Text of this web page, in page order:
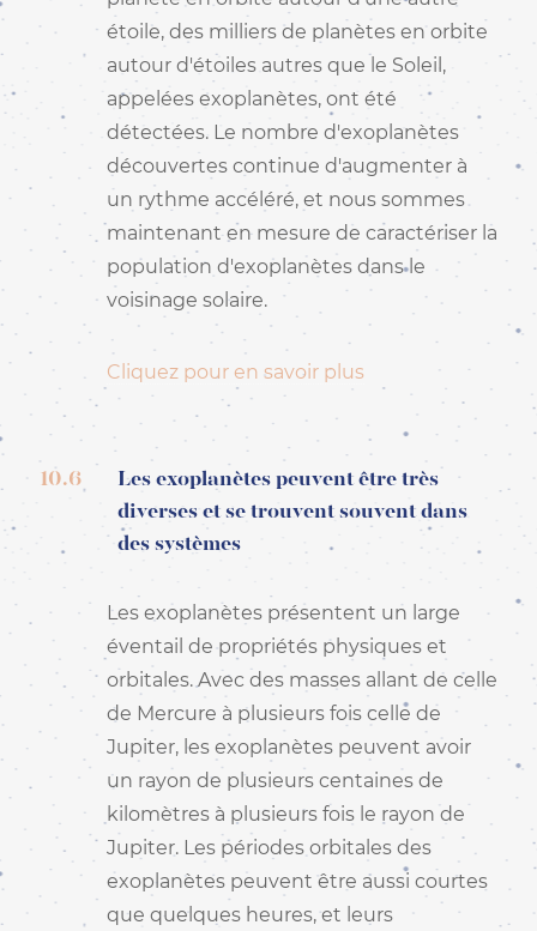
étoile, des milliers de planètes en orbite
autour d'étoiles autres que le Soleil,
appelées exoplanètes, ont été
détectées. Le nombre d'exoplanètes
découvertes continue d'augmenter à
un rythme accéléré, et nous sommes
maintenant en mesure de caractériser la
population d'exoplanètes dans le
voisinage solaire.
Cliquez pour en savoir plus
10.6
Les exoplanètes peuvent être très
diverses et se trouvent souvent dans
des systèmes
Les exoplanètes présentent un large
éventail de propriétés physiques et
orbitales. Avec des masses allant de celle
de Mercure à plusieurs fois celle de
Jupiter, les exoplanètes peuvent avoir
un rayon de plusieurs centaines de
kilomètres à plusieurs fois le rayon de
Jupiter. Les périodes orbitales des
exoplanètes peuvent être aussi courtes
que quelques heures, et leurs